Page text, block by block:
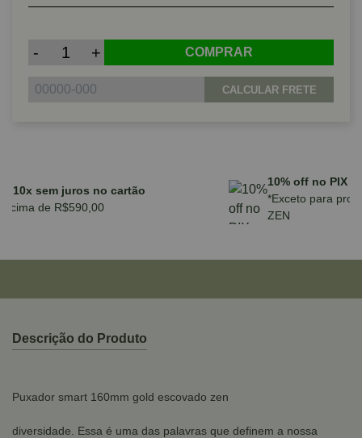
- + COMPRAR
CALCULAR FRETE
*Exceto para promoções, ferramentas e produtos
ZEN
Descrição do Produto
Puxador smart 160mm gold escovado zen
diversidade. Essa é uma das palavras que definem a nossa